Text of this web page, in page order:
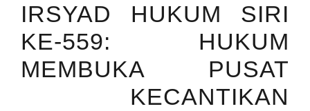
IRSYAD HUKUM SIRI
KE-559: HUKUM
MEMBUKA PUSAT
KECANTIKAN